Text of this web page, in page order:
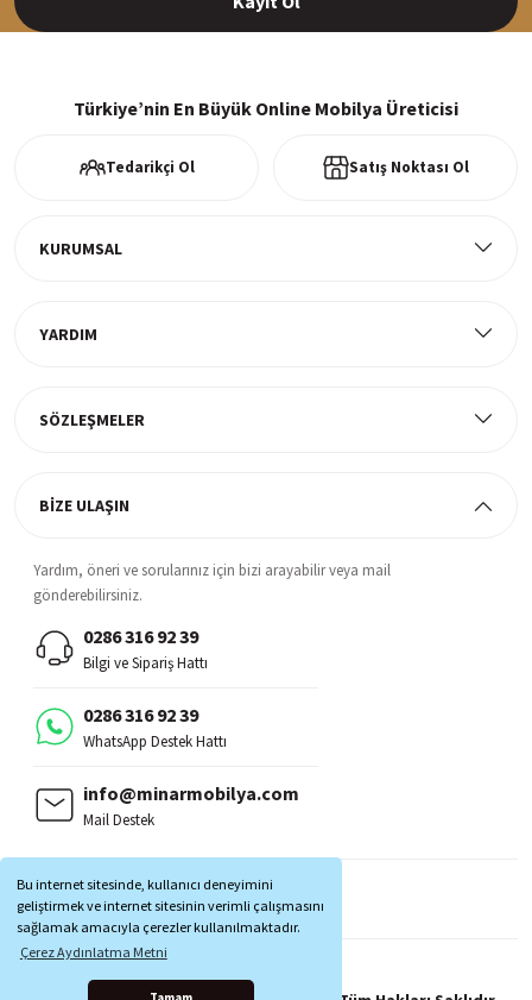
Bu internet sitesinde, kullanıcı deneyimini
geliştirmek ve internet sitesinin verimli çalışmasını
sağlamak amacıyla çerezler kullanılmaktadır.
Çerez Aydınlatma Metni
Türkiye’nin En Büyük Online Mobilya Üreticisi
Tedarikçi Ol Satış Noktası Ol
KURUMSAL
YARDIM
SÖZLEŞMELER
BİZE ULAŞIN
Yardım, öneri ve sorularınız için bizi arayabilir veya mail
gönderebilirsiniz.
0286 316 92 39
Bilgi ve Sipariş Hattı
0286 316 92 39
WhatsApp Destek Hattı
info@minarmobilya.com
Mail Destek
MOBİL UYGULAMALAR: